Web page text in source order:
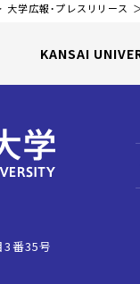
大学広報・プレスリリース
KANSAI
3番35号